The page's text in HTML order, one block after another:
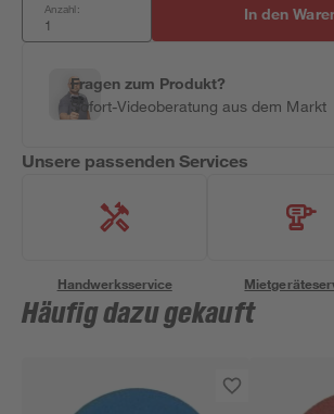
Anzahl: In den
Fragen zum Produkt?
Sofort-Videoberatung aus dem Markt
Unsere passenden Services
Handwerksservice
Häufig dazu gekauft